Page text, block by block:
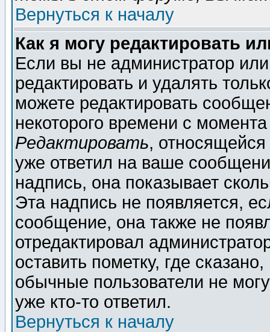
Вернуться к началу
Как я могу редактировать
Если вы не администратор
редактировать и удалять
можете редактировать
некоторого времени с
Редактировать,
уже ответил на ваше
надпись, она показывает
Эта надпись не появляется,
сообщение, она также не
отредактировал
оставить пометку, где
обычные пользователи не
уже кто-то ответил.
Вернуться к началу